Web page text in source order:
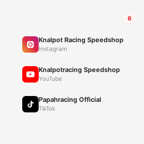
6
Knalpot Racing Speedshop
Instagram
Knalpotracing Speedshop
YouTube
Papahracing Official
TikTok